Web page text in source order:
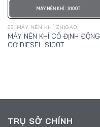
23. MÁY NÉN KHÍ ZHIGAO
MÁY NÉN KHÍ CỐ ĐỊNH ĐỘNG
CƠ DIESEL S100T
TRỤ SỞ CHÍNH